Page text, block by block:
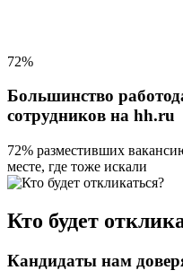
72%
Большинство
сотрудников на hh.ru
72% разместивших
месте, где тоже искали
Кто будет
Кандидаты нам